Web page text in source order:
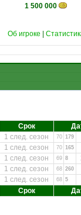
1 500 000
Об игроке
Срок
1 след. сезон 70 179
1 след. сезон 70 165
1 след. сезон 69 8
1 след. сезон 68 260
1 след. сезон 68 5
Срок